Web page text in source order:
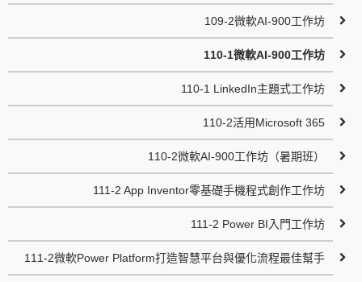
109-2微軟AI-900工作坊
110-1微軟AI-900工作坊
110-1 LinkedIn主題式工作坊
110-2活用Microsoft 365
110-2微軟AI-900工作坊（暑期班）
111-2 App Inventor零基礎手機程式創作工作坊
111-2 Power BI入門工作坊
111-2微軟Power Platform打造智慧平台與優化流程最佳幫手